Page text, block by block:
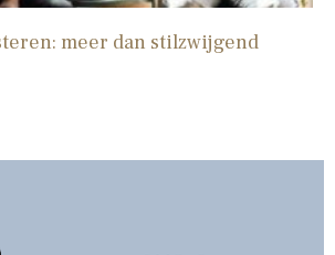
meer dan stilzwijgend